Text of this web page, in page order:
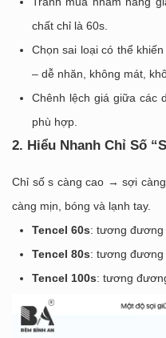
chất chỉ là 60s.
Chọn sai loại có thể
– dễ nhăn, không mát,
Chênh lệch giá giữa các
phù hợp.
2. Hiểu Nhanh Chỉ Số
Chỉ số s càng cao → sợi
càng mịn, bóng và lạnh tay.
Tencel 60s: tương đương
Tencel 80s: tương đương
Tencel 100s: tương